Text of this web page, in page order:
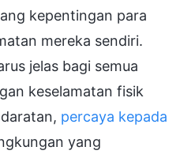
kepentingan para
mereka sendiri.
jelas bagi semua
keselamatan fisik
percaya kepada
yang